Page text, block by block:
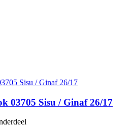
03705 Sisu / Ginaf 26/17